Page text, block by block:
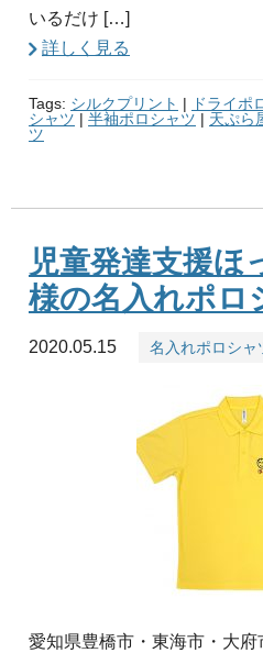
いるだけ […]
詳しく見る
Tags: シルクプリント | ドライポ
シャツ | 半袖ポロシャツ | 天ぷら
ツ
児童発達支援ほ
様の名入れポロ
2020.05.15 名入れポロシャ
愛知県豊橋市・東海市・大